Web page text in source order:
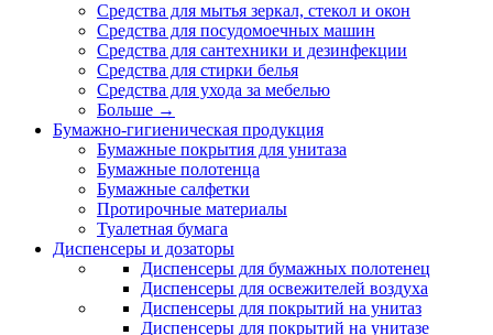
Средства для мытья зеркал, стекол и окон
Средства для посудомоечных машин
Средства для сантехники и дезинфекции
Средства для стирки белья
Средства для ухода за мебелью
Больше →
Бумажно-гигиеническая продукция
Бумажные покрытия для унитаза
Бумажные полотенца
Бумажные салфетки
Протирочные материалы
Туалетная бумага
Диспенсеры и дозаторы
Диспенсеры для бумажных полотенец
Диспенсеры для освежителей воздуха
Диспенсеры для покрытий на унитаз
Диспенсеры для покрытий на унитазе